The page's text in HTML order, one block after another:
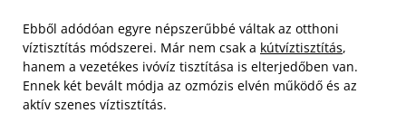
Ebből adódóan egyre népszerűbbé váltak az otthoni
víztisztítás módszerei. Már nem csak a kútvíztisztítás,
hanem a vezetékes ivóvíz tisztítása is elterjedőben van.
Ennek két bevált módja az ozmózis elvén működő és az
aktív szenes víztisztítás.